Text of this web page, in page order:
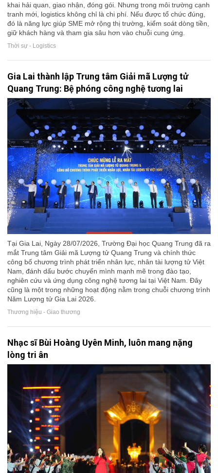
khai hải quan, giao nhận, đóng gói. Nhưng trong môi trường cạnh
tranh mới, logistics không chỉ là chi phí. Nếu được tổ chức đúng,
đó là năng lực giúp SME mở rộng thị trường, kiểm soát dòng tiền,
giữ khách hàng và tham gia sâu hơn vào chuỗi cung ứng.
Thời sự - Logistics
Gia Lai thành lập Trung tâm Giải mã Lượng tử
Quang Trung: Bệ phóng công nghệ tương lai
Tại Gia Lai, Ngày 28/07/2026, Trường Đại học Quang Trung đã ra
mắt Trung tâm Giải mã Lượng tử Quang Trung và chính thức
công bố chương trình phát triển nhân lực, nhân tài lượng tử Việt
Nam, đánh dấu bước chuyển mình mạnh mẽ trong đào tạo,
nghiên cứu và ứng dụng công nghệ tương lai tại Việt Nam. Đây
cũng là một trong những hoạt động nằm trong chuỗi chương trình
Năm Lượng tử Gia Lai 2026.
Thương hiệu - Giao thương
Nhạc sĩ Bùi Hoàng Uyên Minh, luôn mang nặng
lòng tri ân